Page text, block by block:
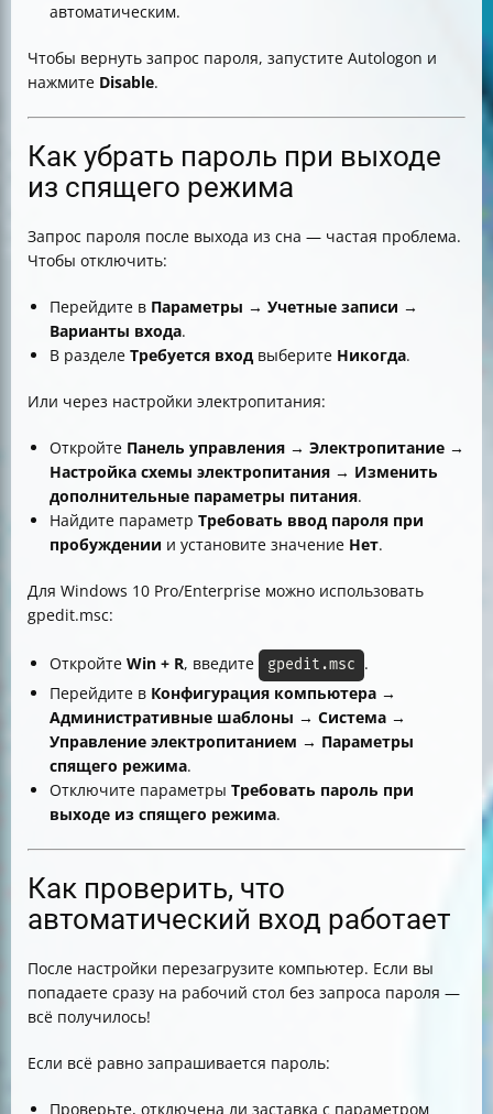
автоматическим.
Чтобы вернуть запрос пароля, запустите Autologon и
нажмите Disable.
Как убрать пароль при выходе
из спящего режима
Запрос пароля после выхода из сна — частая проблема.
Чтобы отключить:
Перейдите в Параметры → Учетные записи →
Варианты входа.
В разделе Требуется вход выберите Никогда.
Или через настройки электропитания:
Откройте Панель управления → Электропитание →
Настройка схемы электропитания → Изменить
дополнительные параметры питания.
Найдите параметр Требовать ввод пароля при
пробуждении и установите значение Нет.
Для Windows 10 Pro/Enterprise можно использовать
gpedit.msc:
Откройте Win + R, введите gpedit.msc
.
Перейдите в Конфигурация компьютера →
Административные шаблоны → Система →
Управление электропитанием → Параметры
спящего режима.
Отключите параметры Требовать пароль при
выходе из спящего режима.
Как проверить, что
автоматический вход работает
После настройки перезагрузите компьютер. Если вы
попадаете сразу на рабочий стол без запроса пароля —
всё получилось!
Если всё равно запрашивается пароль:
Проверьте, отключена ли заставка с параметром